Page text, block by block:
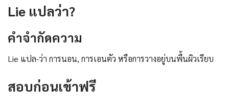
Lie แปลว่า?
คําจํากัดความ
Lie แปล-ว่า การนอน, การเอนตัว หรือการวางอยู่บนพื้นผิวเรียบ
สอบก่อนเข้าฟรี